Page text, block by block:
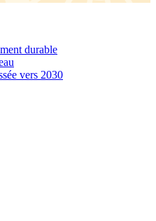
durable
vers 2030